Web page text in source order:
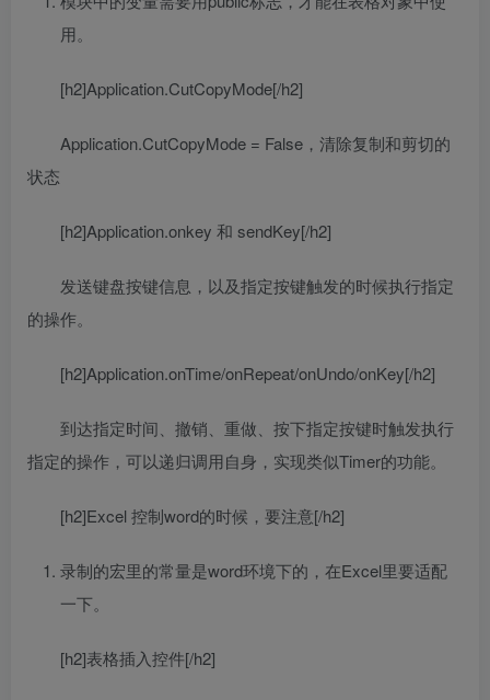
用。
[h2]Application.CutCopyMode[/h2]
Application.CutCopyMode = False，清除复制和剪切的
状态
[h2]Application.onkey 和 sendKey[/h2]
发送键盘按键信息，以及指定按键触发的时候执行指定
的操作。
[h2]Application.onTime/onRepeat/onUndo/onKey[/h2]
到达指定时间、撤销、重做、按下指定按键时触发执行
指定的操作，可以递归调用自身，实现类似Timer的功能。
[h2]Excel 控制word的时候，要注意[/h2]
录制的宏里的常量是word环境下的，在Excel里要适配
一下。
[h2]表格插入控件[/h2]